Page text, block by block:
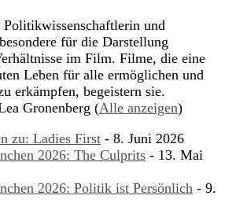
Politikwissenschaftlerin und
für die Darstellung
im Film. Filme, die eine
Leben für alle ermöglichen und
erkämpfen, begeistern sie.
Gronenberg (Alle anzeigen)
zu: Ladies First - 8. Juni 2026
2026: The Culprits - 13. Mai
2026: Politik ist Persönlich - 9.